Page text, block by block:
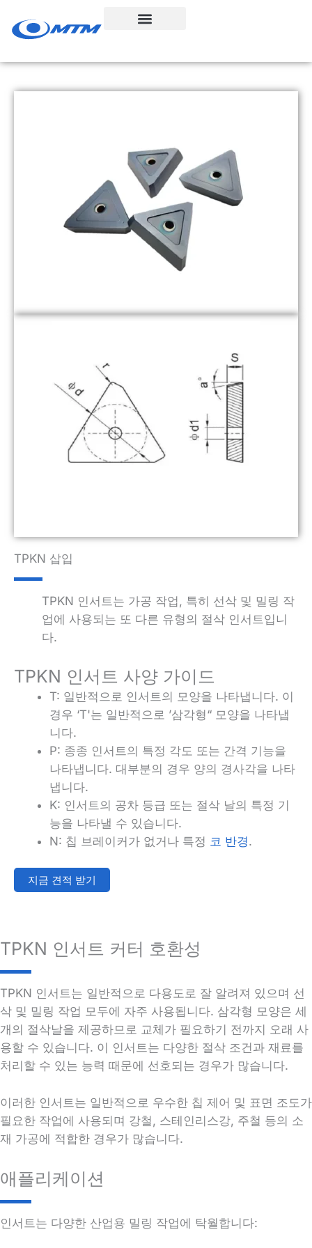
로
TPKN 삽입
TPKN 인서트는 가공 작업, 특히 선삭 및 밀링 작
업에 사용되는 또 다른 유형의 절삭 인서트입니
다.
TPKN 인서트 사양 가이드
T: 일반적으로 인서트의 모양을 나타냅니다. 이
경우 ‘T'는 일반적으로 ’삼각형“ 모양을 나타냅
니다.
P: 종종 인서트의 특정 각도 또는 간격 기능을
나타냅니다. 대부분의 경우 양의 경사각을 나타
냅니다.
K: 인서트의 공차 등급 또는 절삭 날의 특정 기
능을 나타낼 수 있습니다.
N: 칩 브레이커가 없거나 특정 코 반경.
지금 견적 받기
TPKN 인서트 커터 호환성
TPKN 인서트는 일반적으로 다용도로 잘 알려져 있으며 선
삭 및 밀링 작업 모두에 자주 사용됩니다. 삼각형 모양은 세
개의 절삭날을 제공하므로 교체가 필요하기 전까지 오래 사
용할 수 있습니다. 이 인서트는 다양한 절삭 조건과 재료를
처리할 수 있는 능력 때문에 선호되는 경우가 많습니다.
이러한 인서트는 일반적으로 우수한 칩 제어 및 표면 조도가
필요한 작업에 사용되며 강철, 스테인리스강, 주철 등의 소
재 가공에 적합한 경우가 많습니다.
애플리케이션
인서트는 다양한 산업용 밀링 작업에 탁월합니다: